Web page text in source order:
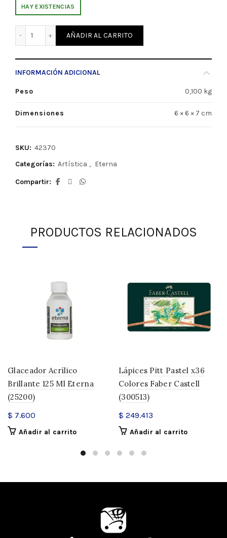
HAY EXISTENCIAS
Adhesivo Multipropósito 100ML Eterna (42370) cantidad
AÑADIR AL CARRITO
INFORMACIÓN ADICIONAL
Peso 0,100 kg
Dimensiones 6 × 6 × 7 cm
SKU: 42370
Categorías: Artística , Eterna
Compartir
PRODUCTOS RELACIONADOS
Glaceador Acrílico
Brillante 125 Ml Eterna
(25200)
$ 7.600
Añadir al carrito
Lápices Pitt Pastel x36
Colores Faber Castell
(300513)
$ 249.413
Añadir al carrito